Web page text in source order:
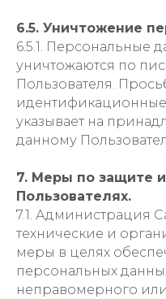
6.5. Уничтожение
6.5.1. Персональные
уничтожаются по
Пользователя.
указывает на
данному
7. Меры по защите
Пользователях.
7.1. Администрация
технические и
меры в целях
персональных
неправомерного